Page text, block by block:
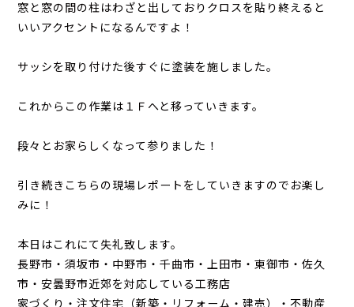
窓と窓の間の柱はわざと出しておりクロスを貼り終えると
いいアクセントになるんですよ！
サッシを取り付けた後すぐに塗装を施しました。
これからこの作業は１Ｆへと移っていきます。
段々とお家らしくなって参りました！
引き続きこちらの現場レポートをしていきますのでお楽し
みに！
本日はこれにて失礼致します。
長野市・須坂市・中野市・千曲市・上田市・東御市・佐久
市・安曇野市近郊を対応している工務店
家づくり・注文住宅（新築・リフォーム・建売）・不動産